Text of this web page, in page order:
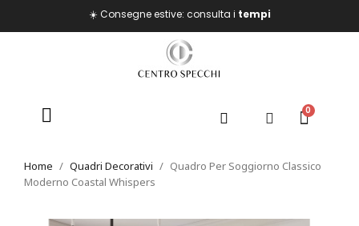
☀️ Consegne estive: consulta i tempi
Home Quadri Decorativi
Quadro Per Soggiorno Classico
Moderno Coastal Whispers